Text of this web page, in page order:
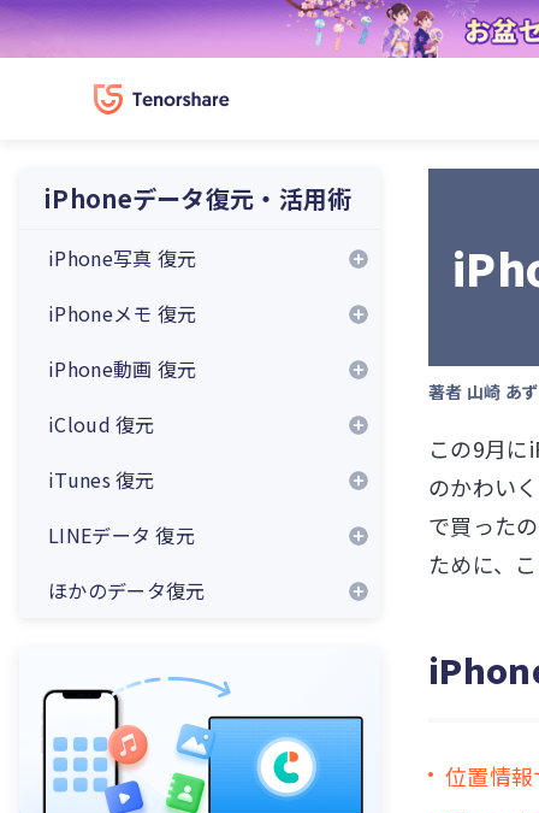
iPhoneデータ復元・活用術
iPhone写真 復元
iPhoneメモ 復元
iPhone動画 復元
iCloud 復元
iTunes 復元
LINEデータ 復元
ほかのデータ復元
著者 山崎 あ
この9月
のかわい
で買った
ために、
位置情